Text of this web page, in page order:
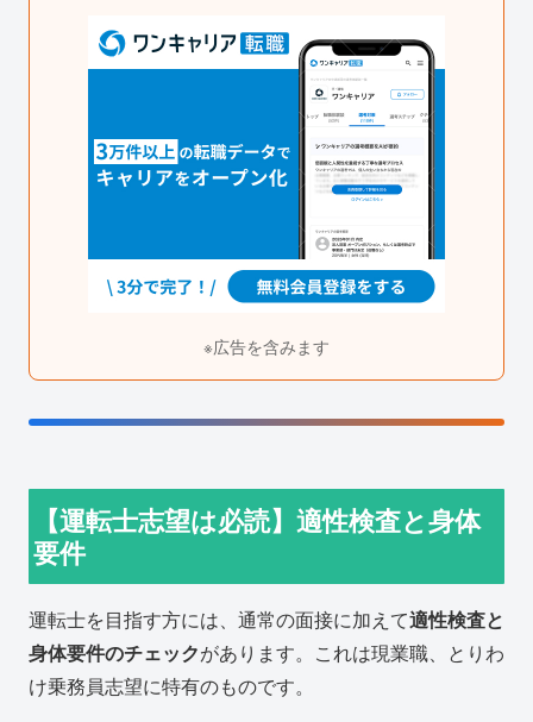
※広告を含みます
【運転士志望は必読】適性検査と身体
要件
運転士を目指す方には、通常の面接に加えて適性検査と
身体要件のチェックがあります。これは現業職、とりわ
け乗務員志望に特有のものです。